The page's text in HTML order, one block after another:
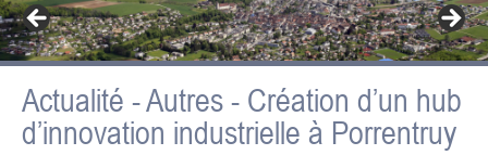
Actualité - Autres - Création d’un hub
d’innovation industrielle à Porrentruy